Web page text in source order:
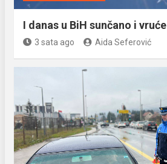
I danas u BiH sunčano i vruće
3 sata ago Aida Seferović